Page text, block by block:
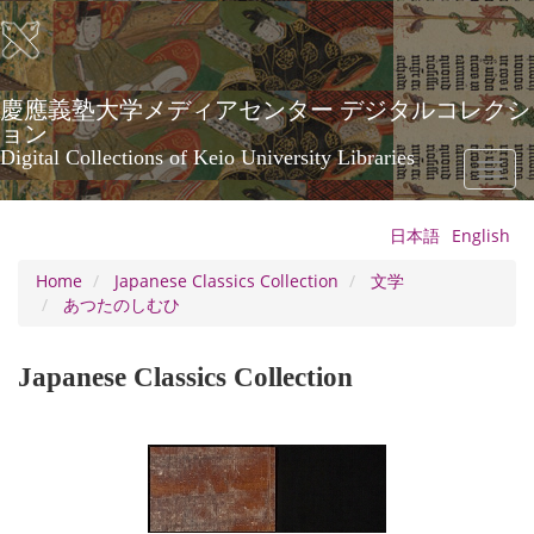
Skip
to
main
content
慶應義塾大学メディアセンター デジタルコレクシ
ョン
Digital Collections of Keio University Libraries
Toggle
日本語 English
Home
Japanese Classics Collection
文学
あつたのしむひ
Japanese Classics Collection